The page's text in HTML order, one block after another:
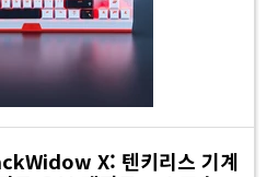
X: 텐키리스 기계